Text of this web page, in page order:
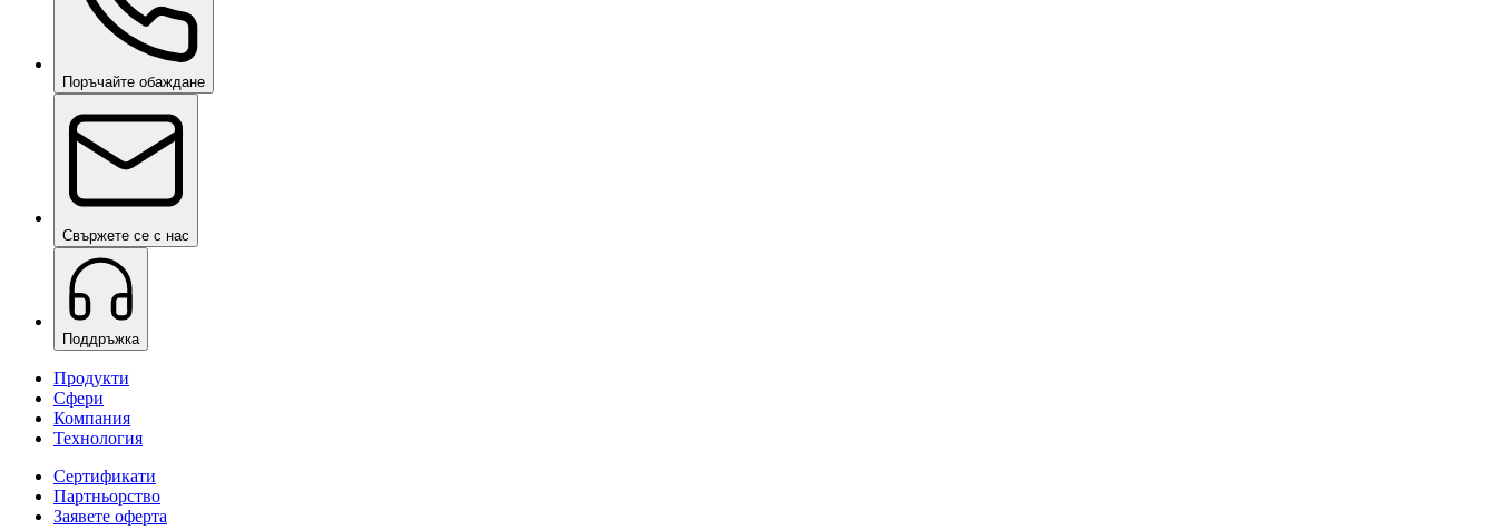
Поръчайте обаждане
Свържете се с нас
Поддръжка
Продукти
Сфери
Компания
Технология
Сертификати
Партньорство
Заявете оферта